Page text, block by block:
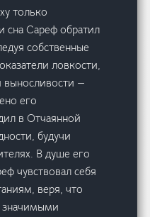
только
сна Сареф обратил
собственные
ловкости,
выносливости —
его
в Отчаянной
будучи
В душе его
чувствовал себя
веря, что
значимыми